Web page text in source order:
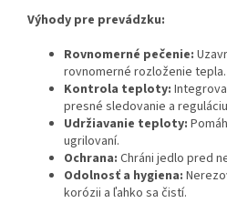
Výhody pre prevádzku:
Rovnomerné pečenie:
rovnomerné rozloženie tepla.
Kontrola teploty:
presné sledovanie a
Udržiavanie teploty:
ugrilovaní.
Ochrana: Chráni jedlo pred
Odolnosť a hygiena:
korózii a ľahko sa čistí.